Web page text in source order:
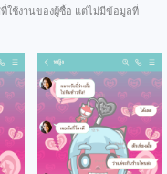
ใช้งานของผู้ซื้อ แต่ไม่มีข้อมูลที่